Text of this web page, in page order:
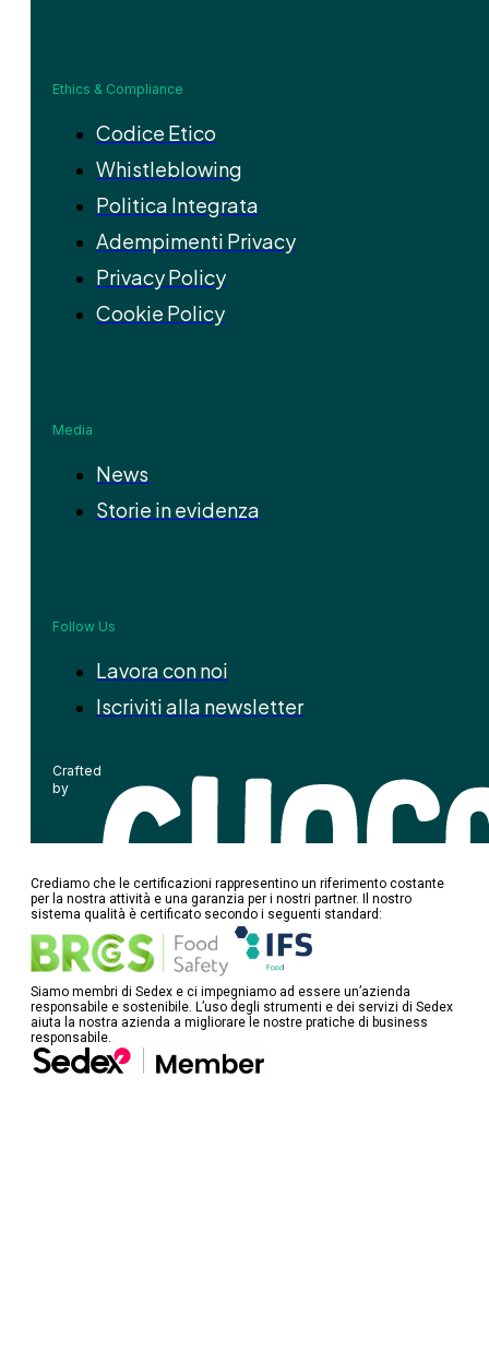
Ethics & Compliance
Codice Etico
Whistleblowing
Politica Integrata
Adempimenti Privacy
Privacy Policy
Cookie Policy
Media
News
Storie in evidenza
Follow Us
Lavora con noi
Iscriviti alla newsletter
Crafted
by
Crediamo che le certificazioni rappresentino un riferimento costante
per la nostra attività e una garanzia per i nostri partner. Il nostro
sistema qualità è certificato secondo i seguenti standard:
Siamo membri di Sedex e ci impegniamo ad essere un’azienda
responsabile e sostenibile. L’uso degli strumenti e dei servizi di Sedex
aiuta la nostra azienda a migliorare le nostre pratiche di business
responsabile.